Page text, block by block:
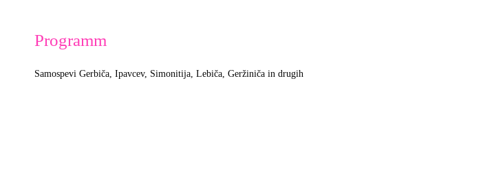
Programm
Samospevi Gerbiča, Ipavcev, Simonitija, Lebiča, Geržiniča in drugih